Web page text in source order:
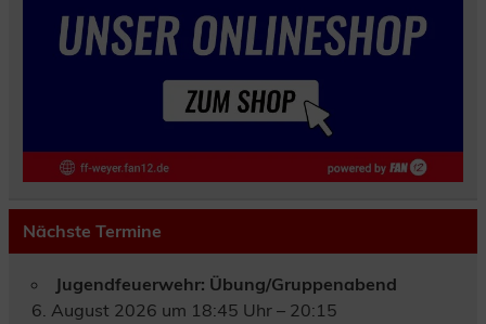
Nächste Termine
Jugendfeuerwehr: Übung/Gruppenabend
6. August 2026 um 18:45 Uhr – 20:15